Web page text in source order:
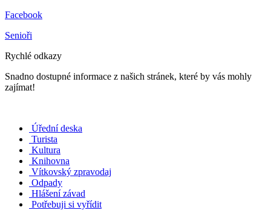
Facebook
Senioři
Rychlé odkazy
Snadno dostupné informace z našich stránek, které by vás mohly
zajímat!
Úřední deska
Turista
Kultura
Knihovna
Vítkovský zpravodaj
Odpady
Hlášení závad
Potřebuji si vyřídit